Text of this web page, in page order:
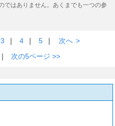
ではありません。あくまでも一つの参
3 ｜ 4 ｜ 5 ｜ 次へ >
｜ 次の5ページ >>